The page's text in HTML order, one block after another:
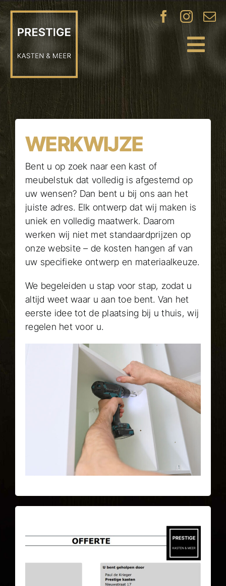
Ga
naar
inhoud
INDUSTRIËLE
& WANDEN
PROJECTEN
WERKWIJZE
CONTACT
WERKWIJZE
Bent u op zoek naar een kast of
meubelstuk dat volledig is afgestemd op
uw wensen? Dan bent u bij ons aan het
juiste adres. Elk ontwerp dat wij maken is
uniek en volledig maatwerk. Daarom
werken wij niet met standaardprijzen op
onze website – de kosten hangen af van
uw specifieke ontwerp en materiaalkeuze.
We begeleiden u stap voor stap, zodat u
altijd weet waar u aan toe bent. Van het
eerste idee tot de plaatsing bij u thuis, wij
regelen het voor u.